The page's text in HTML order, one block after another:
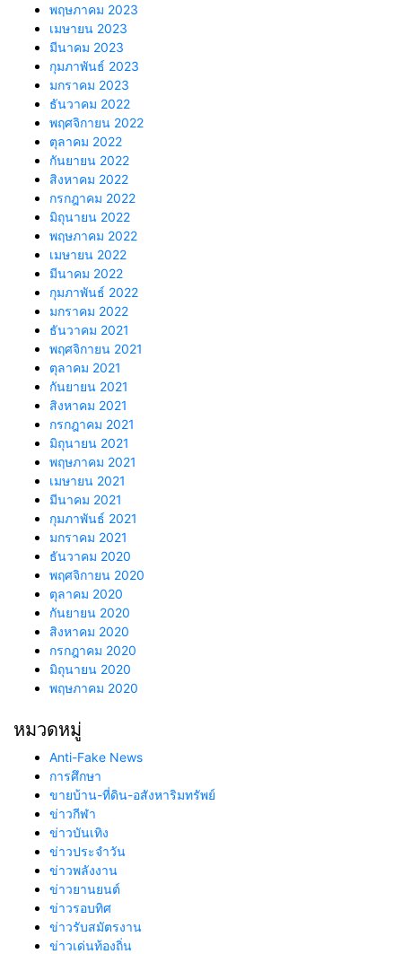
พฤษภาคม 2023
เมษายน 2023
มีนาคม 2023
กุมภาพันธ์ 2023
มกราคม 2023
ธันวาคม 2022
พฤศจิกายน 2022
ตุลาคม 2022
กันยายน 2022
สิงหาคม 2022
กรกฎาคม 2022
มิถุนายน 2022
พฤษภาคม 2022
เมษายน 2022
มีนาคม 2022
กุมภาพันธ์ 2022
มกราคม 2022
ธันวาคม 2021
พฤศจิกายน 2021
ตุลาคม 2021
กันยายน 2021
สิงหาคม 2021
กรกฎาคม 2021
มิถุนายน 2021
พฤษภาคม 2021
เมษายน 2021
มีนาคม 2021
กุมภาพันธ์ 2021
มกราคม 2021
ธันวาคม 2020
พฤศจิกายน 2020
ตุลาคม 2020
กันยายน 2020
สิงหาคม 2020
กรกฎาคม 2020
มิถุนายน 2020
พฤษภาคม 2020
หมวดหมู่
Anti-Fake News
การศึกษา
ขายบ้าน-ที่ดิน-อสังหาริมทรัพย์
ข่าวกีฬา
ข่าวบันเทิง
ข่าวประจำวัน
ข่าวพลังงาน
ข่าวยานยนต์
ข่าวรอบทิศ
ข่าวรับสมัตรงาน
ข่าวเด่นท้องถิ่น